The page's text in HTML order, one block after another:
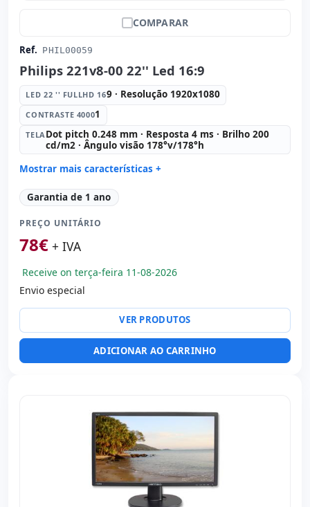
COMPARAR
Ref. PHIL00059
Philips 221v8-00 22'' Led 16:9
LED 22 '' FULLHD 169 · Resolução 1920x1080
CONTRASTE 40001
TELA Dot pitch 0.248 mm · Resposta 4 ms · Brilho 200
cd/m2 · Ângulo visão 178°v/178°h
Mostrar mais características +
Led 22 '' FullHD 16:
Contraste 4000: 1
Tela: Dot pitch 0.248 mm · Resposta 4 ms · Brilho 200
cd/m2 · Ângulo visão 178°v/178°h
Portas de vídeo:
Específico tela: Apoio VESA · Pedestal
Outros: hR embalagens
Dimensões: 49x38x22 cm.
Garantia de 1 ano
PREÇO UNITÁRIO
78€ + IVA
Receive on terça-feira 11-08-2026
Envio especial
VER PRODUTOS
ADICIONAR AO CARRINHO